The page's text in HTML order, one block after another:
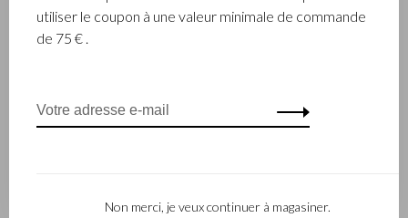
C&B et enterprise durable
C&B Giftcard
Collections
Service client
utiliser le coupon à une valeur minimale de commande
de 75 € .
Non merci, je veux continuer à magasiner.